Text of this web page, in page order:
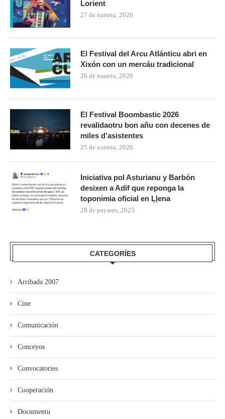
Lorient
27 de xunetu, 2026
El Festival del Arcu Atlánticu abri en
Xixón con un mercáu tradicional
26 de xunetu, 2026
El Festival Boombastic 2026
revalidaotru bon añu con decenes de
miles d’asistentes
25 de xunetu, 2026
Iniciativa pol Asturianu y Barbón
desixen a Adif que reponga la
toponimia oficial en Ḷḷena
28 de payares, 2023
CATEGORÍES
Arribada 2007
Cine
Comunicación
Conceyos
Convocatories
Cooperación
Documentu